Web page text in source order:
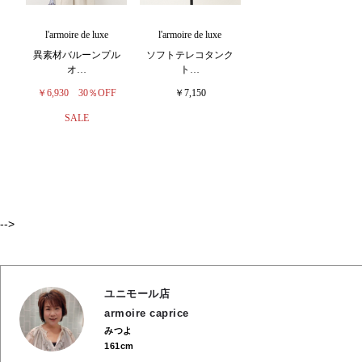
l'armoire de luxe
異素材バルーンプル
オ…
￥6,930 30％OFF
SALE
l'armoire de luxe
ソフトテレコタンク
ト…
￥7,150
-->
ユニモール店
armoire caprice
みつよ
161cm